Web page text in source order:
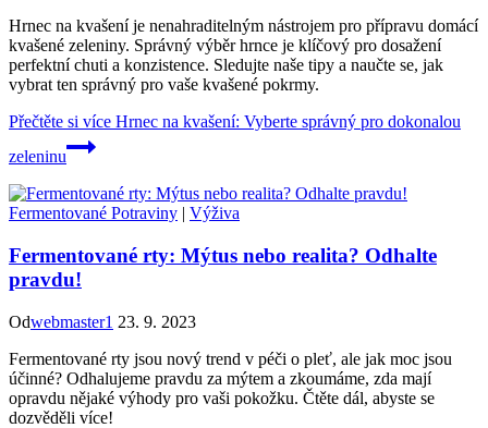
Hrnec na kvašení je nenahraditelným nástrojem pro přípravu domácí
kvašené zeleniny. Správný výběr hrnce je klíčový pro dosažení
perfektní chuti a konzistence. Sledujte naše tipy a naučte se, jak
vybrat ten správný pro vaše kvašené pokrmy.
Přečtěte si více Hrnec na kvašení: Vyberte správný pro dokonalou
zeleninu
Fermentované Potraviny | Výživa
Fermentované rty: Mýtus nebo realita? Odhalte
pravdu!
Odwebmaster1 23. 9. 2023
Fermentované rty jsou nový trend v péči o pleť, ale jak moc jsou
účinné? Odhalujeme pravdu za mýtem a zkoumáme, zda mají
opravdu nějaké výhody pro vaši pokožku. Čtěte dál, abyste se
dozvěděli více!